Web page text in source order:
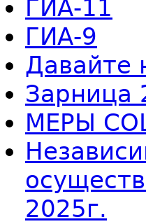
ГИА-11
ГИА-9
Давайте
Зарница
МЕРЫ
2025г.